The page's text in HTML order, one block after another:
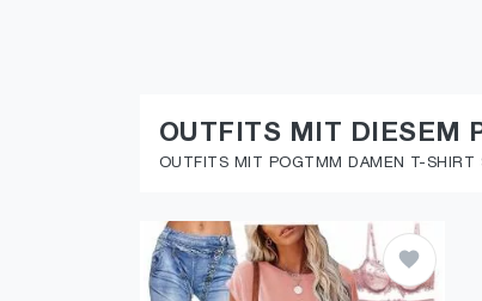
OUTFITS MIT DIESEM
OUTFITS MIT POGTMM DAMEN T-SHIRT